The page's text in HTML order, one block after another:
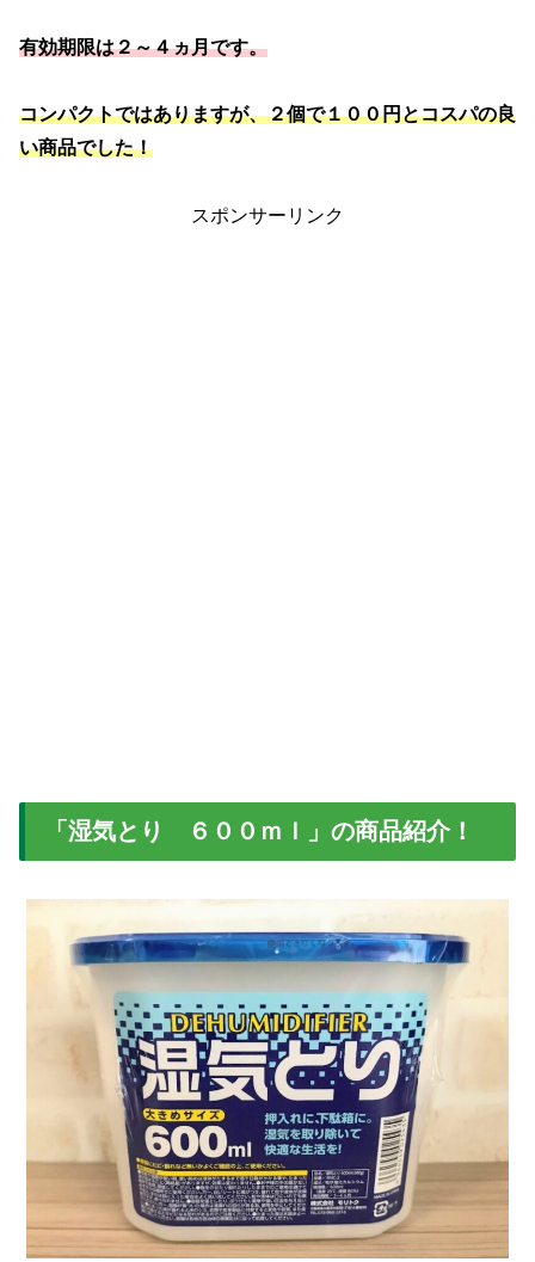
有効期限は２～４ヵ月です。
コンパクトではありますが、２個で１００円とコスパの良
い商品でした！
スポンサーリンク
「湿気とり ６００ｍｌ」の商品紹介！